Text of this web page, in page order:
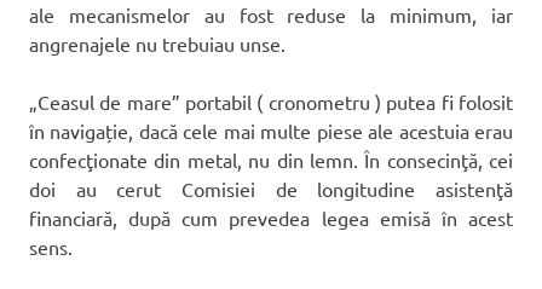
ale mecanismelor au fost reduse la minimum, iar
angrenajele nu trebuiau unse.
„Ceasul de mare” portabil ( cronometru ) putea fi folosit
în navigație, dacă cele mai multe piese ale acestuia erau
confecţionate din metal, nu din lemn. În consecinţă, cei
doi au cerut Comisiei de longitudine asistenţă
financiară, după cum prevedea legea emisă în acest
sens.